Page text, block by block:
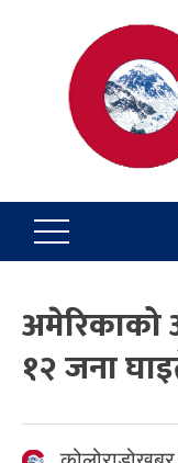
अमेरिकाको
१२ जना